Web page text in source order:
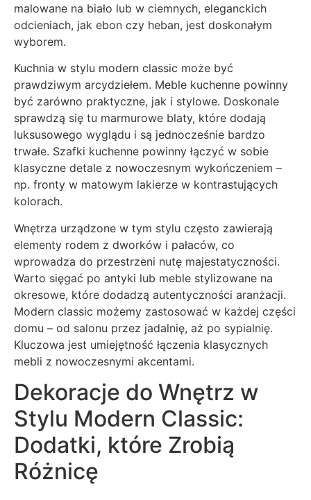
malowane na biało lub w ciemnych, eleganckich
odcieniach, jak ebon czy heban, jest doskonałym
wyborem.
Kuchnia w stylu modern classic może być
prawdziwym arcydziełem. Meble kuchenne powinny
być zarówno praktyczne, jak i stylowe. Doskonale
sprawdzą się tu marmurowe blaty, które dodają
luksusowego wyglądu i są jednocześnie bardzo
trwałe. Szafki kuchenne powinny łączyć w sobie
klasyczne detale z nowoczesnym wykończeniem –
np. fronty w matowym lakierze w kontrastujących
kolorach.
Wnętrza urządzone w tym stylu często zawierają
elementy rodem z dworków i pałaców, co
wprowadza do przestrzeni nutę majestatyczności.
Warto sięgać po antyki lub meble stylizowane na
okresowe, które dodadzą autentyczności aranżacji.
Modern classic możemy zastosować w każdej części
domu – od salonu przez jadalnię, aż po sypialnię.
Kluczowa jest umiejętność łączenia klasycznych
mebli z nowoczesnymi akcentami.
Dekoracje do Wnętrz w
Stylu Modern Classic:
Dodatki, które Zrobią
Różnicę